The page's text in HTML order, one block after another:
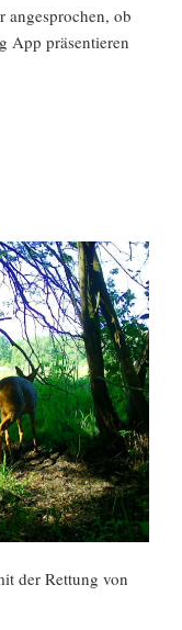
ob
App präsentieren
der Rettung von